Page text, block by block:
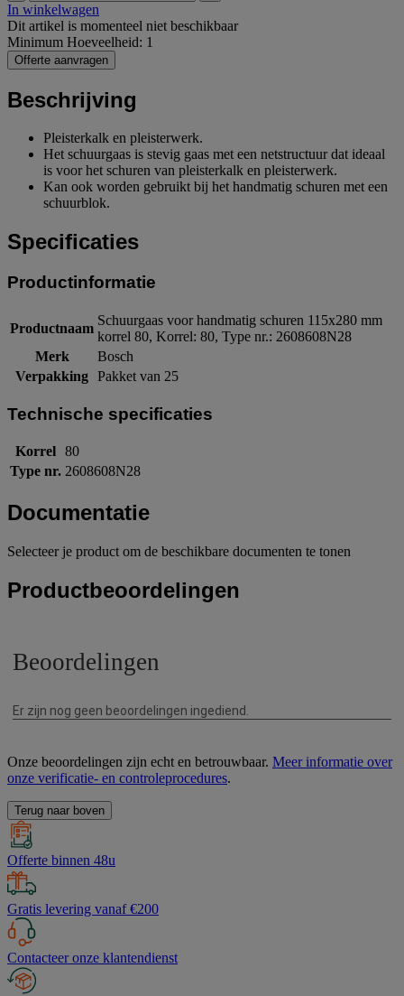
In winkelwagen
Dit artikel is momenteel niet beschikbaar
Minimum Hoeveelheid: 1
Offerte aanvragen
Beschrijving
Pleisterkalk en pleisterwerk.
Het schuurgaas is stevig gaas met een netstructuur dat ideaal
is voor het schuren van pleisterkalk en pleisterwerk.
Kan ook worden gebruikt bij het handmatig schuren met een
schuurblok.
Specificaties
Productinformatie
Productnaam
Schuurgaas voor handmatig schuren 115x280 mm
korrel 80, Korrel: 80, Type nr.: 2608608N28
Merk
Bosch
Verpakking Pakket van 25
Technische specificaties
Korrel 80
Type nr. 2608608N28
Documentatie
Selecteer je product om de beschikbare documenten te tonen
Productbeoordelingen
Onze beoordelingen zijn echt en betrouwbaar. Meer informatie over
onze verificatie- en controleprocedures.
Terug naar boven
Offerte binnen 48u
Gratis levering vanaf €200
Contacteer onze klantendienst